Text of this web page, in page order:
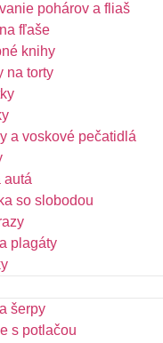
pohárov a fliaš
fľaše
knihy
na torty
a voskové pečatidlá
autá
so slobodou
plagáty
šerpy
s potlačou